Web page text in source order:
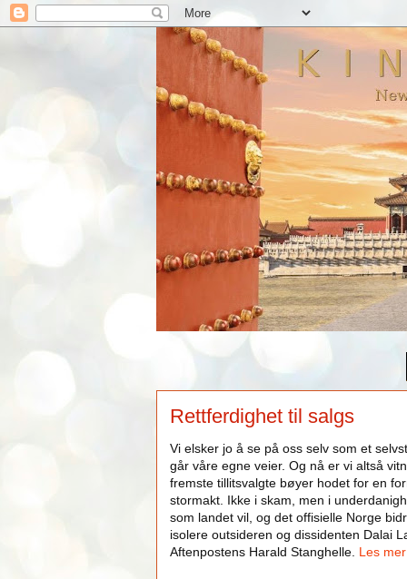
Rettferdighet til salgs
Vi elsker jo å se på oss selv som et
går våre egne veier. Og nå er vi altså
fremste tillitsvalgte bøyer hodet for en
stormakt. Ikke i skam, men i
som landet vil, og det offisielle Norge
isolere outsideren og dissidenten Dalai
Aftenpostens Harald Stanghelle. Les mer